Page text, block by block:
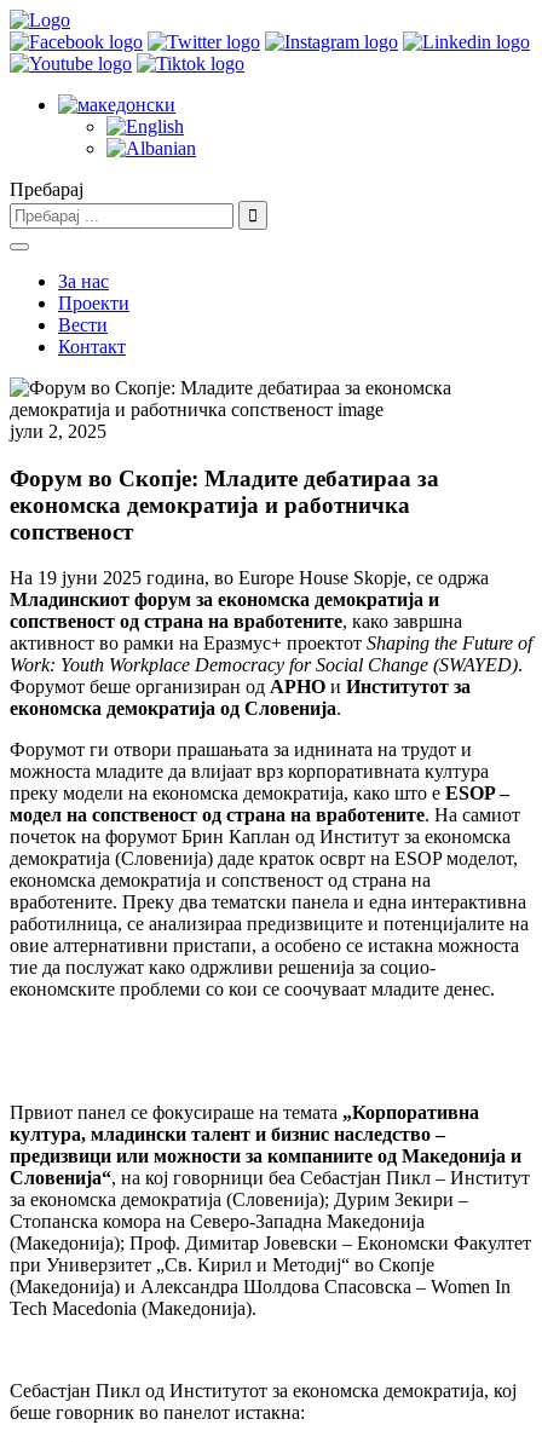
Пребарај
За нас
Проекти
Вести
Контакт
јули 2, 2025
Форум во Скопје: Младите дебатираа за
економска демократија и работничка
сопственост
На 19 јуни 2025 година, во Europe House Skopje, се одржа
Младинскиот форум за економска демократија и
сопственост од страна на вработените, како завршна
активност во рамки на Еразмус+ проектот Shaping the Future of
Work: Youth Workplace Democracy for Social Change (SWAYED).
Форумот беше организиран од АРНО и Институтот за
економска демократија од Словенија.
Форумот ги отвори прашањата за иднината на трудот и
можноста младите да влијаат врз корпоративната култура
преку модели на економска демократија, како што е ESOP –
модел на сопственост од страна на вработените. На самиот
почеток на форумот Брин Каплан од Институт за економска
демократија (Словенија) даде краток осврт на ESOP моделот,
економска демократија и сопственост од страна на
вработените. Преку два тематски панела и една интерактивна
работилница, се анализираа предизвиците и потенцијалите на
овие алтернативни пристапи, а особено се истакна можноста
тие да послужат како одржливи решенија за социо-
економските проблеми со кои се соочуваат младите денес.
Првиот панел се фокусираше на темата „Корпоративна
култура, младински талент и бизнис наследство –
предизвици или можности за компаниите од Македонија и
Словенија“, на кој говорници беа Себастјан Пикл – Институт
за економска демократија (Словенија); Дурим Зекири –
Стопанска комора на Северо-Западна Македонија
(Македонија); Проф. Димитар Јовевски – Економски Факултет
при Универзитет „Св. Кирил и Методиј“ во Скопје
(Македонија) и Александра Шолдова Спасовска – Women In
Tech Macedonia (Македонија).
Себастјан Пикл од Институтот за економска демократија, кој
беше говорник во панелот истакна: